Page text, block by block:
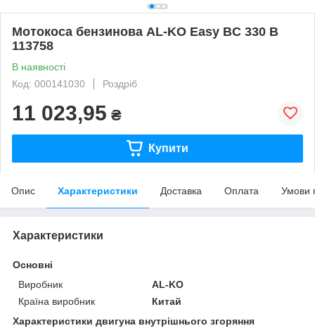
Мотокоса бензинова AL-KO Easy BC 330 B
113758
В наявності
Код: 000141030
Роздріб
11 023,95 ₴
Купити
Опис Характеристики Доставка Оплата Умови
Характеристики
Основні
Виробник
AL-KO
Країна виробник
Китай
Характеристики двигуна внутрішнього згоряння